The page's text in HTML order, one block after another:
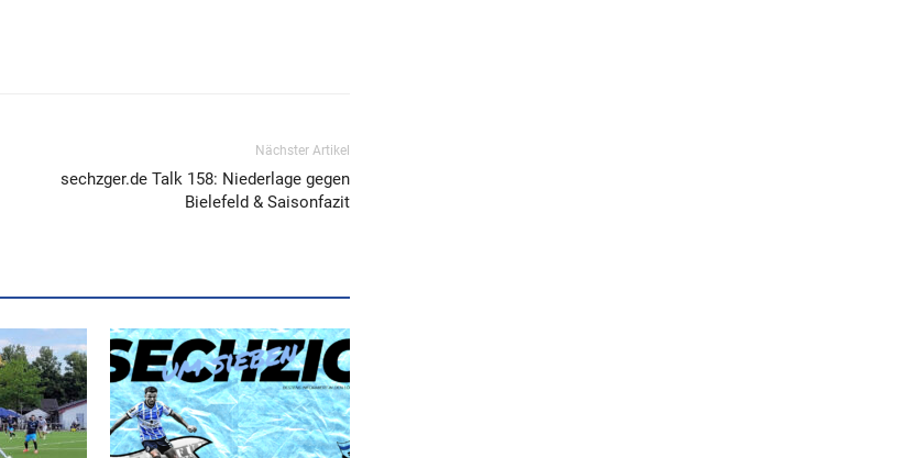
Nächster Artikel
sechzger.de Talk 158: Niederlage gegen
Bielefeld & Saisonfazit